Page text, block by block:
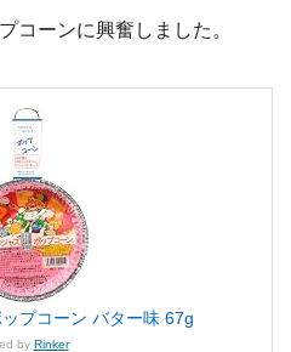
コーンに興奮しました。
プコーン バター味 67g
by Rinker